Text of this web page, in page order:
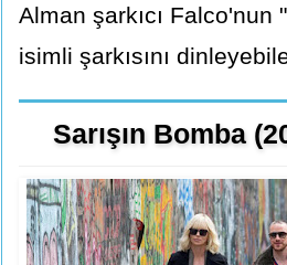
Alman şarkıcı Falco'nun
isimli şarkısını
Sarışın Bomba